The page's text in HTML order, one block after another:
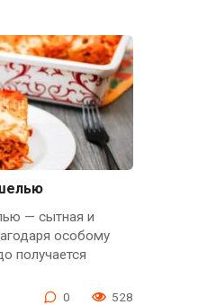
— сытная и
особому
получается
0 528